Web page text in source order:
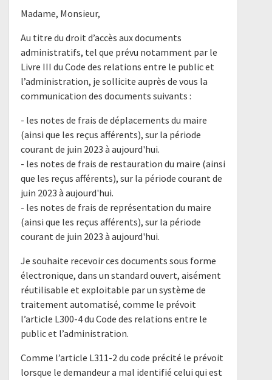
Madame, Monsieur,
Au titre du droit d’accès aux documents
administratifs, tel que prévu notamment par le
Livre III du Code des relations entre le public et
l’administration, je sollicite auprès de vous la
communication des documents suivants :
- les notes de frais de déplacements du maire
(ainsi que les reçus afférents), sur la période
courant de juin 2023 à aujourd'hui.
- les notes de frais de restauration du maire (ainsi
que les reçus afférents), sur la période courant de
juin 2023 à aujourd'hui.
- les notes de frais de représentation du maire
(ainsi que les reçus afférents), sur la période
courant de juin 2023 à aujourd'hui.
Je souhaite recevoir ces documents sous forme
électronique, dans un standard ouvert, aisément
réutilisable et exploitable par un système de
traitement automatisé, comme le prévoit
l’article L300-4 du Code des relations entre le
public et l’administration.
Comme l’article L311-2 du code précité le prévoit
lorsque le demandeur a mal identifié celui qui est